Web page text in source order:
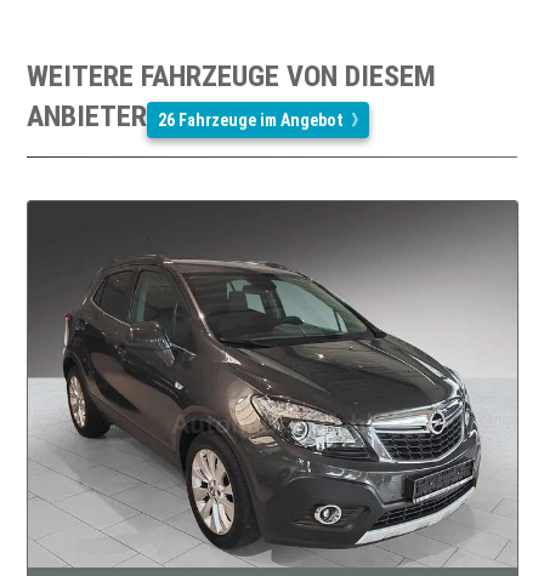
WEITERE FAHRZEUGE VON DIESEM
ANBIETER 26 Fahrzeuge im Angebot